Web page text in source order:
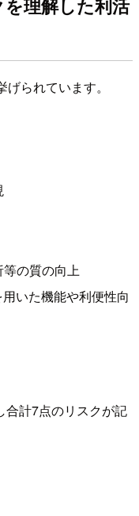
理解した利活
られています。
の質の向上
いた機能や利便性向
合計7点のリスクが記